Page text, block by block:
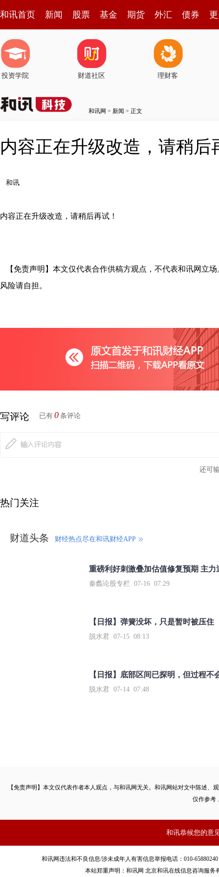
和讯首页 新闻 股票 基金 期货 外汇 债券
投资学院 财道社区 理财客
和讯网 > 新闻 > 正文
内容正在升级改造，请稍后
和讯
内容正在升级改造，请稍后再试！
【免责声明】本文仅代表合作供稿方观点，不代表和讯网立
风险请自担。
写评论 已有 0 条评论
还可
热门关注
财道头条 财经热点尽在和讯财经APP
秦蠡论股专栏 07-16 07:29
【日报】弹簧没坏，只是暂时被压住
脱水君 07-15 08:13
【日报】底部区间已探明，但过程不
脱水君 07-14 07:48
【免责声明】本文仅代表作者本人观点，与和讯网无关。和讯网站对文中陈述
仅作参考
和讯恭候您的意
和讯网违法和不良信息/涉未成年人有害信息举报电话：010-
本站郑重声明：和讯网 北京和讯在线信息咨询服